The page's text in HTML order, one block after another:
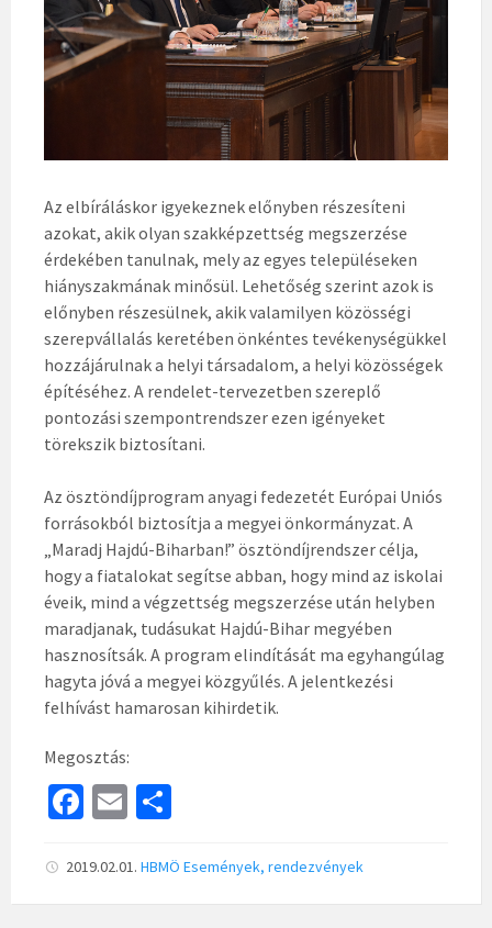
Az elbíráláskor igyekeznek előnyben részesíteni
azokat, akik olyan szakképzettség megszerzése
érdekében tanulnak, mely az egyes településeken
hiányszakmának minősül. Lehetőség szerint azok is
előnyben részesülnek, akik valamilyen közösségi
szerepvállalás keretében önkéntes tevékenységükkel
hozzájárulnak a helyi társadalom, a helyi közösségek
építéséhez. A rendelet-tervezetben szereplő
pontozási szempontrendszer ezen igényeket
törekszik biztosítani.
Az ösztöndíjprogram anyagi fedezetét Európai Uniós
forrásokból biztosítja a megyei önkormányzat. A
„Maradj Hajdú-Biharban!” ösztöndíjrendszer célja,
hogy a fiatalokat segítse abban, hogy mind az iskolai
éveik, mind a végzettség megszerzése után helyben
maradjanak, tudásukat Hajdú-Bihar megyében
hasznosítsák. A program elindítását ma egyhangúlag
hagyta jóvá a megyei közgyűlés. A jelentkezési
felhívást hamarosan kihirdetik.
Megosztás:
Fa
b
o
E
ai
l
ar
e
2019.02.01. HBMÖ Események, rendezvények